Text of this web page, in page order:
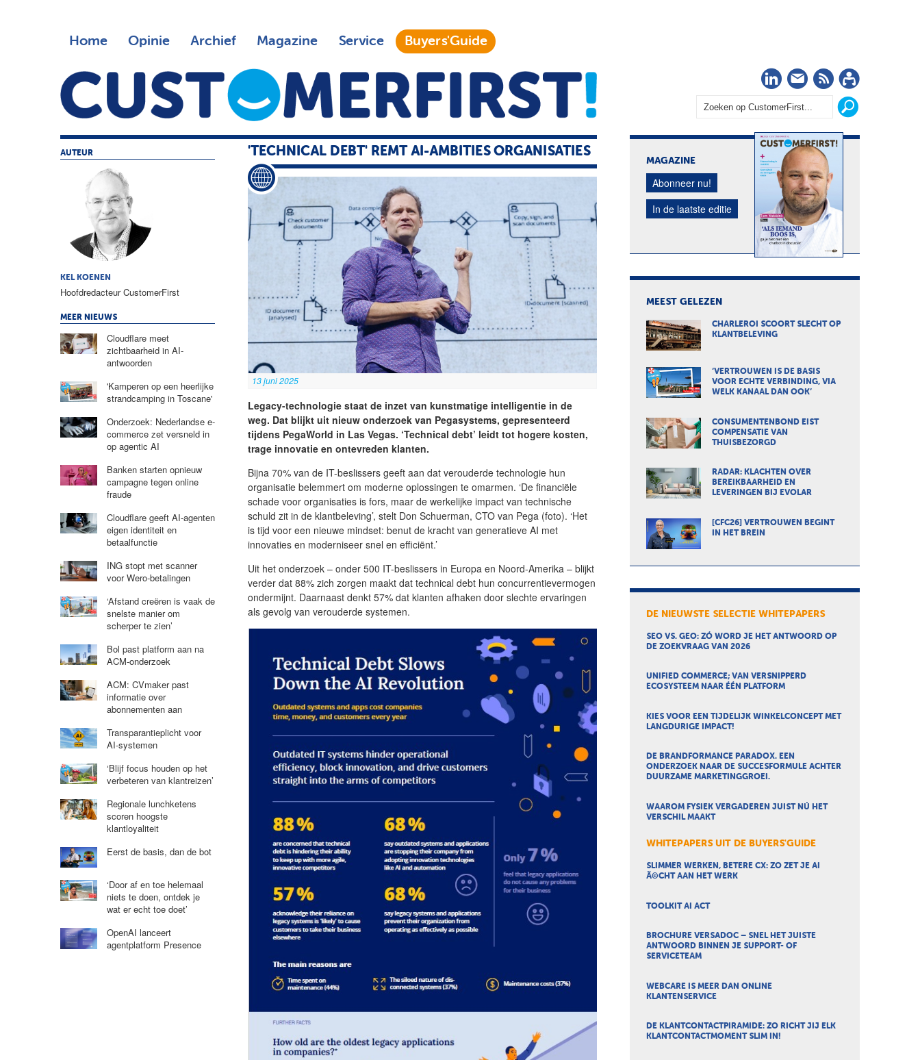
Home Opinie Archief Magazine Service Buyers'Guide
LinkedIn
Nieuwsbrief
RSS
'TECHNICAL DEBT' REMT AI-AMBITIES ORGANISATIES
13 juni 2025
​Legacy-technologie staat de inzet van kunstmatige intelligentie in de
weg. Dat blijkt uit nieuw onderzoek van Pegasystems, gepresenteerd
tijdens PegaWorld in Las Vegas. ‘Technical debt’ leidt tot hogere kosten,
trage innovatie en ontevreden klanten.
Bijna 70% van de IT-beslissers geeft aan dat verouderde technologie hun
organisatie belemmert om moderne oplossingen te omarmen. ‘De financiële
schade voor organisaties is fors, maar de werkelijke impact van technische
schuld zit in de klantbeleving’, stelt Don Schuerman, CTO van Pega (foto). ‘Het
is tijd voor een nieuwe mindset: benut de kracht van generatieve AI met
innovaties en moderniseer snel en efficiënt.’
Uit het onderzoek – onder 500 IT-beslissers in Europa en Noord-Amerika – blijkt
verder dat 88% zich zorgen maakt dat technical debt hun concurrentievermogen
ondermijnt. Daarnaast denkt 57% dat klanten afhaken door slechte ervaringen
als gevolg van verouderde systemen.
AUTEUR
KEL KOENEN
Hoofdredacteur CustomerFirst
MEER NIEUWS
Cloudflare meet
zichtbaarheid in AI-
antwoorden
'Kamperen op een heerlijke
strandcamping in Toscane'
Onderzoek: Nederlandse e-
commerce zet versneld in
op agentic AI
Banken starten opnieuw
campagne tegen online
fraude
Cloudflare geeft AI-agenten
eigen identiteit en
betaalfunctie
ING stopt met scanner
voor Wero-betalingen
‘Afstand creëren is vaak de
snelste manier om
scherper te zien’
Bol past platform aan na
ACM-onderzoek
ACM: CVmaker past
informatie over
abonnementen aan
Transparantieplicht voor
AI-systemen
‘Blijf focus houden op het
verbeteren van klantreizen’
Regionale lunchketens
scoren hoogste
klantloyaliteit
Eerst de basis, dan de bot
‘Door af en toe helemaal
niets te doen, ontdek je
wat er echt toe doet’
OpenAI lanceert
agentplatform Presence
MAGAZINE
Abonneer nu!
In de laatste editie
MEEST GELEZEN
CHARLEROI SCOORT SLECHT OP
KLANTBELEVING
‘VERTROUWEN IS DE BASIS
VOOR ECHTE VERBINDING, VIA
WELK KANAAL DAN OOK’
CONSUMENTENBOND EIST
COMPENSATIE VAN
THUISBEZORGD
RADAR: KLACHTEN OVER
BEREIKBAARHEID EN
LEVERINGEN BIJ EVOLAR
[CFC26] VERTROUWEN BEGINT
IN HET BREIN
DE NIEUWSTE SELECTIE WHITEPAPERS
SEO VS. GEO: ZÓ WORD JE HET ANTWOORD OP
DE ZOEKVRAAG VAN 2026
UNIFIED COMMERCE; VAN VERSNIPPERD
ECOSYSTEEM NAAR ÉÉN PLATFORM
KIES VOOR EEN TIJDELIJK WINKELCONCEPT MET
LANGDURIGE IMPACT!
DE BRANDFORMANCE PARADOX. EEN
ONDERZOEK NAAR DE SUCCESFORMULE ACHTER
DUURZAME MARKETINGGROEI.
WAAROM FYSIEK VERGADEREN JUIST NÚ HET
VERSCHIL MAAKT
WHITEPAPERS UIT DE BUYERS'GUIDE
SLIMMER WERKEN, BETERE CX: ZO ZET JE AI
Ã©CHT AAN HET WERK
TOOLKIT AI ACT
BROCHURE VERSADOC – SNEL HET JUISTE
ANTWOORD BINNEN JE SUPPORT- OF
SERVICETEAM
WEBCARE IS MEER DAN ONLINE
KLANTENSERVICE
DE KLANTCONTACTPIRAMIDE: ZO RICHT JIJ ELK
KLANTCONTACTMOMENT SLIM IN!